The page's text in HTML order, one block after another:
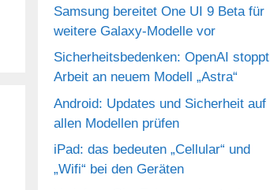
Samsung bereitet One UI 9 Beta für
weitere Galaxy-Modelle vor
Sicherheitsbedenken: OpenAI stoppt
Arbeit an neuem Modell „Astra“
Android: Updates und Sicherheit auf
allen Modellen prüfen
iPad: das bedeuten „Cellular“ und
„Wifi“ bei den Geräten